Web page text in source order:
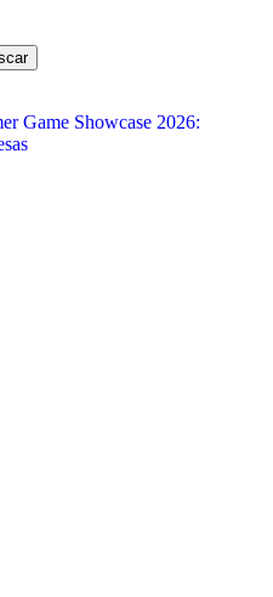
Game Showcase 2026: